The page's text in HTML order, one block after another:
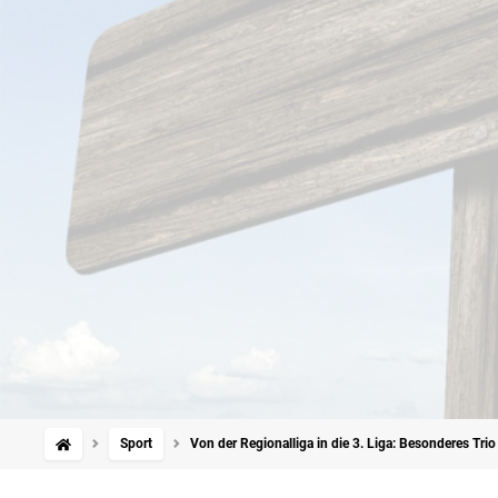
Sport Von der Regionalliga in die 3. Liga: Besonderes